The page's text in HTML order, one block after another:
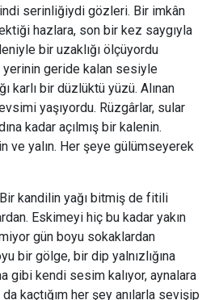
serinliğiydi gözleri. Bir imkân
hazlara, son bir kez saygıyla
bir uzaklığı ölçüyordu
yerinin geride kalan sesiyle
karlı bir düzlüktü yüzü. Alınan
yaşıyordu. Rüzgârlar, sular
kadar açılmış bir kalenin.
ve yalın. Her şeye gülümseyerek
Bir kandilin yağı bitmiş de fitili
Eskimeyi hiç bu kadar yakın
gün boyu sokaklardan
bir gölge, bir dip yalnızlığına
gibi kendi sesim kalıyor, aynalara
da kaçtığım her şey anılarla sevişip